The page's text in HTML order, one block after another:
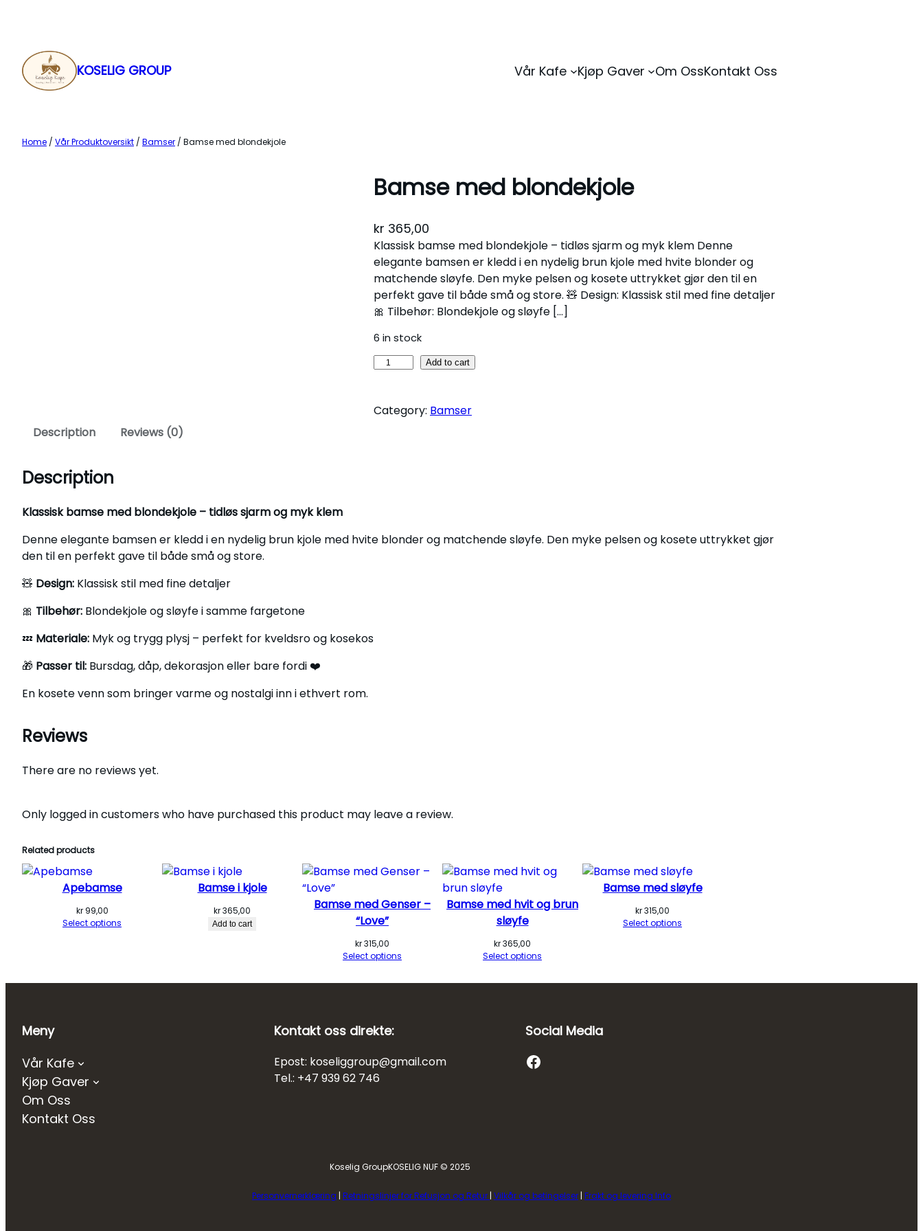
KOSELIG GROUP Vår Kafe Kjøp Gaver Om OssKontakt Oss
Home / Vår Produktoversikt / Bamser / Bamse med blondekjole
Bamse med blondekjole
kr 365,00
Klassisk bamse med blondekjole – tidløs sjarm og myk klem Denne
elegante bamsen er kledd i en nydelig brun kjole med hvite blonder og
matchende sløyfe. Den myke pelsen og kosete uttrykket gjør den til en
perfekt gave til både små og store. 🧸 Design: Klassisk stil med fine detaljer
🎀 Tilbehør: Blondekjole og sløyfe […]
6 in stock
s
n
l
Add to cart
Category: Bamser
Description
Reviews (0)
Description
Klassisk bamse med blondekjole – tidløs sjarm og myk klem
Denne elegante bamsen er kledd i en nydelig brun kjole med hvite blonder og matchende sløyfe. Den myke pelsen og kosete uttrykket gjør
den til en perfekt gave til både små og store.
🧸 Design: Klassisk stil med fine detaljer
🎀 Tilbehør: Blondekjole og sløyfe i samme fargetone
💤 Materiale: Myk og trygg plysj – perfekt for kveldsro og kosekos
🎁 Passer til: Bursdag, dåp, dekorasjon eller bare fordi ❤️
En kosete venn som bringer varme og nostalgi inn i ethvert rom.
Reviews
There are no reviews yet.
Only logged in customers who have purchased this product may leave a review.
Related products
Apebamse
kr99,00
Select options
Bamse i kjole
kr365,00
Add to cart
Bamse med Genser –
“Love”
kr315,00
Select options
Bamse med hvit og brun
sløyfe
kr365,00
Select options
Bamse med sløyfe
kr315,00
Select options
Meny
Vår Kafe
Kjøp Gaver
Om Oss
Kontakt Oss
Kontakt oss direkte:
Epost: koseliggroup@gmail.com
Tel.: +47 939 62 746
Social Media
Facebook
Koselig GroupKOSELIG NUF © 2025
Personvernerklæring | Retningslinjer for Refusjon og Retur | Vilkår og betingelser | Frakt og levering Info